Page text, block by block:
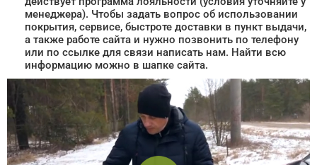
менеджера). Чтобы задать вопрос об использовании
покрытия, сервисе, быстроте доставки в пункт выдачи,
а также работе сайта и нужно позвонить по телефону
или по ссылке для связи написать нам. Найти всю
информацию можно в шапке сайта.